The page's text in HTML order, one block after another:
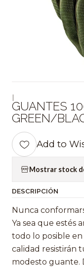
|
GUANTES
GREEN/
Add to
Mostrar stock
DESCRIPCIÓN
Nunca
Ya sea que estés
todo lo posible
calidad resistirán
modesto guante.